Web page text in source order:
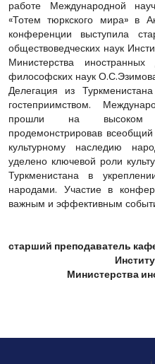
работе Международной
«Тотем тюркского мира» в
конференции выступила
обществоведческих наук
Министерства
философских наук
Делегация из
гостеприимством.
прошли на высоком
продемонстрировав
культурному наследию
уделено ключевой роли
Туркменистана в
народами. Участие в
важным и эффективным
старший преподаватель
Министерства